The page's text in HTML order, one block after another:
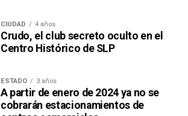
CIUDAD 4 años
Crudo, el club secreto oculto en el
Centro Histórico de SLP
ESTADO 3 años
A partir de enero de 2024 ya no se
cobrarán estacionamientos de